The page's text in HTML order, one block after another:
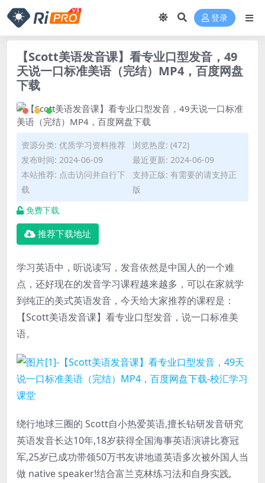
登录
【Scott美语发音课】看专业口型发音，49
天说一口标准美语（完结）MP4，百度网盘
下载
资源分类: 优质学习资料推荐
浏览热度: (472)
发布时间: 2024-06-09
最近更新: 2024-06-09
本站推荐: 点击访问并自行下
载
支持正版: 有需要的请支持正
版
免费下载
推荐下载地址
学习英语中，听说读写，发音依然是中国人的一个难
点，还好现在的发音学习课程越来越多，可以在家就学
到纯正的美式英语发音，今天给大家推荐的课程是：
【Scott美语发音课】看专业口型发音，说一口标准美
语。
绕行地球三圈的 Scott自小热爱英语,擅长钻研发音研究
英语发音长达10年,18岁获得全国海事英语演讲比赛冠
军,25岁已成功带领50万书友讲地道英语多次被外国人当
做 native speaker!结合富兰克林练习法和自身实践,